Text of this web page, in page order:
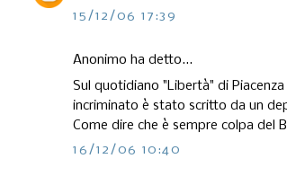
15/12/06 17:39
Anonimo ha detto...
Sul quotidiano "Libertà" di
incriminato è stato scritto da un
Come dire che è sempre colpa del
16/12/06 10:40